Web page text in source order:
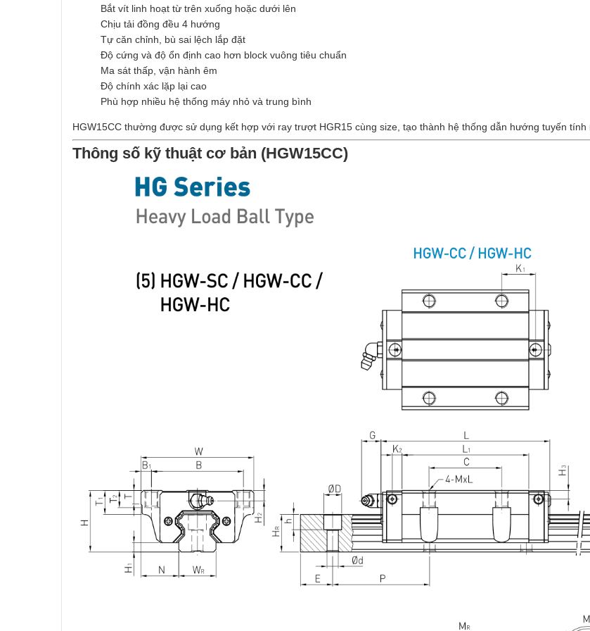
Bắt vít linh hoạt từ trên xuống hoặc dưới lên
Chịu tải đồng đều 4 hướng
Tự căn chỉnh, bù sai lệch lắp đặt
Độ cứng và độ ổn định cao hơn block vuông tiêu chuẩn
Ma sát thấp, vận hành êm
Độ chính xác lặp lại cao
Phù hợp nhiều hệ thống máy nhỏ và trung bình
HGW15CC thường được sử dụng kết hợp với ray trượt HGR15 cùng size, tạo thành hệ thống dẫn hướng tuyến
Thông số kỹ thuật cơ bản (HGW15CC)